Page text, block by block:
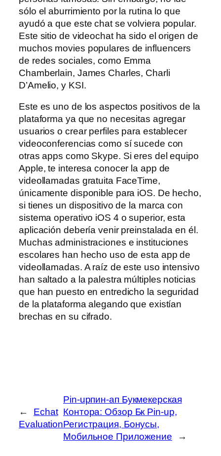
sólo el aburrimiento por la rutina lo que
ayudó a que este chat se volviera popular.
Este sitio de videochat ha sido el origen de
muchos movies populares de influencers
de redes sociales, como Emma
Chamberlain, James Charles, Charli
D’Amelio, y KSI.
Este es uno de los aspectos positivos de la
plataforma ya que no necesitas agregar
usuarios o crear perfiles para establecer
videoconferencias como sí sucede con
otras apps como Skype. Si eres del equipo
Apple, te interesa conocer la app de
videollamadas gratuita FaceTime,
únicamente disponible para iOS. De hecho,
si tienes un dispositivo de la marca con
sistema operativo iOS 4 o superior, esta
aplicación debería venir preinstalada en él.
Muchas administraciones e instituciones
escolares han hecho uso de esta app de
videollamadas. A raíz de este uso intensivo
han saltado a la palestra múltiples noticias
que han puesto en entredicho la seguridad
de la plataforma alegando que existían
brechas en su cifrado.
←
Echat
Evaluation
Pin-upпин-ап Букмекерская
Контора: Обзор Бк Pin-up,
Регистрация, Бонусы,
Мобильное Приложение
→